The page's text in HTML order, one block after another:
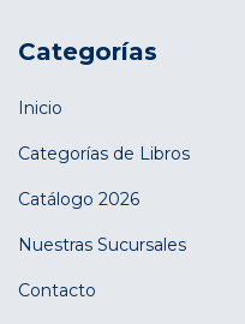
Categorías
Inicio
Categorías de Libros
Catálogo 2026
Nuestras Sucursales
Contacto